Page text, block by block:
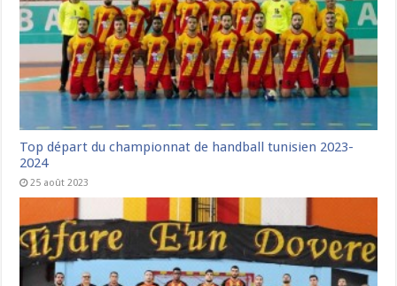
Top départ du championnat de handball tunisien 2023-
2024
25 août 2023